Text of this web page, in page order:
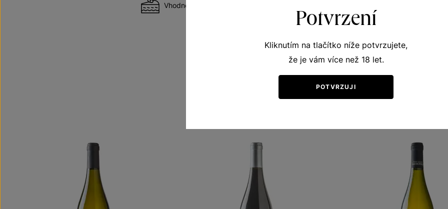
Vhodné k dezertům
Ochutnejte podobná vína
Potvrzení
Kliknutím na tlačítko níže potvrzujete,
že je vám více než 18 let.
POTVRZUJI